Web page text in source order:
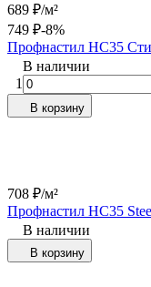
689 ₽/м²
749 ₽-8%
Профнастил НС35
В наличии
1
В корзину
708 ₽/м²
Профнастил НС35
В наличии
В корзину